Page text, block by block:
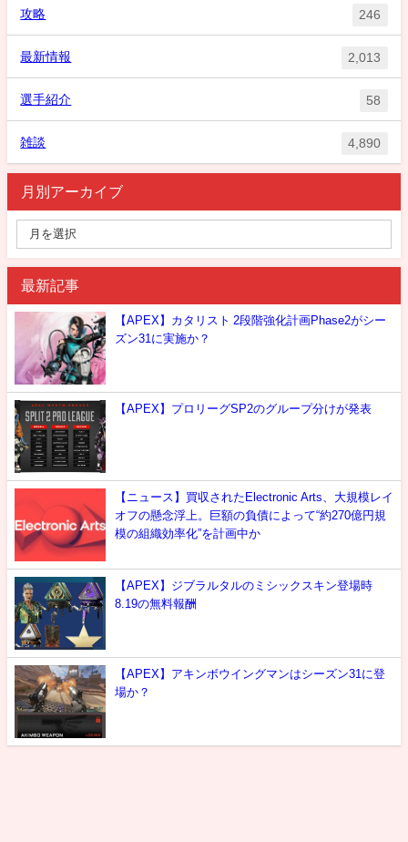
攻略 246
最新情報 2,013
選手紹介 58
雑談 4,890
月別アーカイブ
最新記事
【APEX】カタリスト 2段階強化計画Phase2がシー
ズン31に実施か？
【APEX】プロリーグSP2のグループ分けが発表
【ニュース】買収されたElectronic Arts、大規模レイ
オフの懸念浮上。巨額の負債によって“約270億円規
模の組織効率化”を計画中か
【APEX】ジブラルタルのミシックスキン登場時
8.19の無料報酬
【APEX】アキンボウイングマンはシーズン31に登
場か？